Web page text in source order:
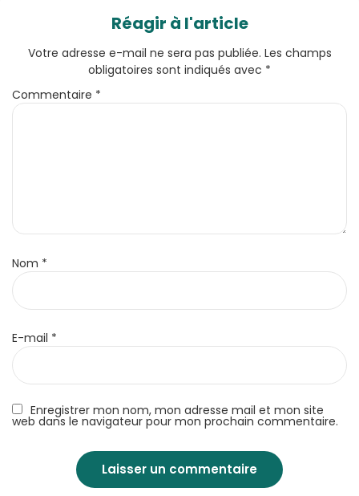
Réagir à l'article
Enregistrer mon nom, mon adresse mail et mon site
web dans le navigateur pour mon prochain commentaire.
Votre adresse e-mail ne sera pas publiée. Les champs
obligatoires sont indiqués avec *
Commentaire *
Nom *
E-mail *